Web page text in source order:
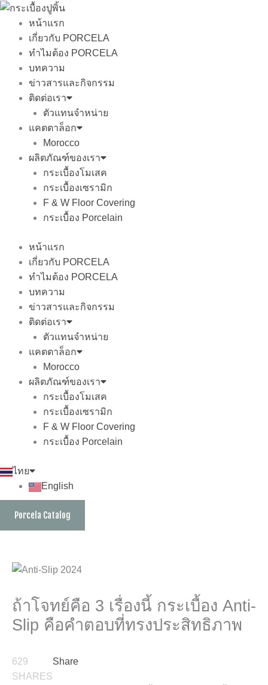
Skip
content
หน้าแรก
เกี่ยวกับ PORCELA
ทำไมต้อง PORCELA
บทความ
ข่าวสารและกิจกรรม
ติดต่อเรา
ตัวแทนจำหน่าย
แคตตาล็อก
Morocco
ผลิตภัณฑ์ของเรา
กระเบื้องโมเสค
กระเบื้องเซรามิก
F & W Floor Covering
กระเบื้อง Porcelain
หน้าแรก
เกี่ยวกับ PORCELA
ทำไมต้อง PORCELA
บทความ
ข่าวสารและกิจกรรม
ติดต่อเรา
ตัวแทนจำหน่าย
แคตตาล็อก
Morocco
ผลิตภัณฑ์ของเรา
กระเบื้องโมเสค
กระเบื้องเซรามิก
F & W Floor Covering
กระเบื้อง Porcelain
ไทย
English
Porcela Catalog
ถ้าโจทย์คือ 3 เรื่องนี้ กระเบื้อง Anti-
Slip คือคำตอบที่ทรงประสิทธิภาพ
629
SHARES
Share